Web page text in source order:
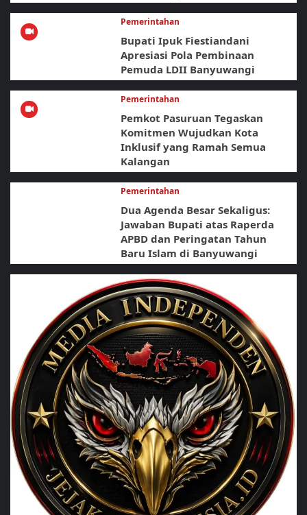
Pemerintahan
Bupati Ipuk Fiestiandani
Apresiasi Pola Pembinaan
Pemuda LDII Banyuwangi
Pemerintahan
Pemkot Pasuruan Tegaskan
Komitmen Wujudkan Kota
Inklusif yang Ramah Semua
Kalangan
Pemerintahan
Dua Agenda Besar Sekaligus:
Jawaban Bupati atas Raperda
APBD dan Peringatan Tahun
Baru Islam di Banyuwangi